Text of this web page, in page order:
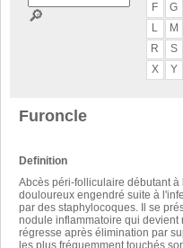
🔎
F
G
L
M
R
S
X
Y
Furoncle
Definition
Abcès péri-folliculaire débutant à
douloureux engendré suite à
par des staphylocoques. Il se
nodule inflammatoire qui
régresse après élimination par
les plus fréquemment touchés